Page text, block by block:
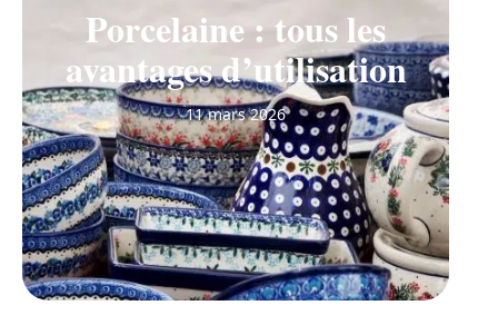
Porcelaine : tous les
avantages d’utilisation
11 mars 2026